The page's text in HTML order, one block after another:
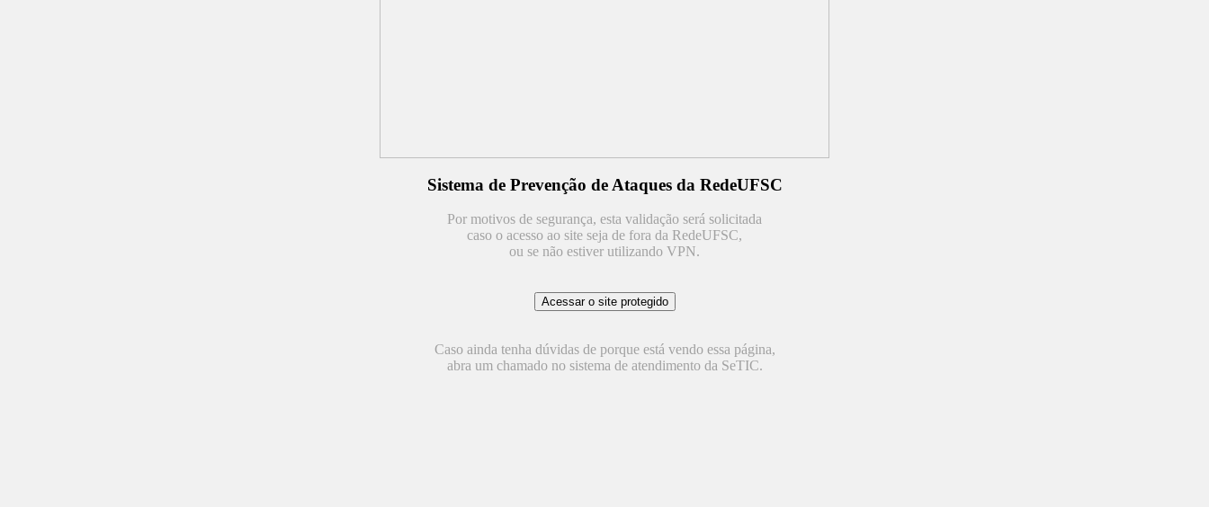
Sistema de Prevenção de Ataques da RedeUFSC
Por motivos de segurança, esta validação será solicitada
caso o acesso ao site seja de fora da RedeUFSC,
ou se não estiver utilizando VPN.
Caso ainda tenha dúvidas de porque está vendo essa página,
abra um chamado no sistema de atendimento da SeTIC.